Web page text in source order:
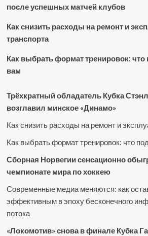
после успешных матчей клубов
Как снизить расходы на ремонт и
транспорта
Как выбрать формат тренировок:
вам
Трёхкратный обладатель Кубка
возглавил минское «Динамо»
Как снизить расходы на ремонт и
Как выбрать формат тренировок: что
Сборная Норвегии сенсационно
чемпионате мира по хоккею
Современные медиа меняются: как
эффективным в эпоху бесконечного
потока
«Локомотив» снова в финале Кубка